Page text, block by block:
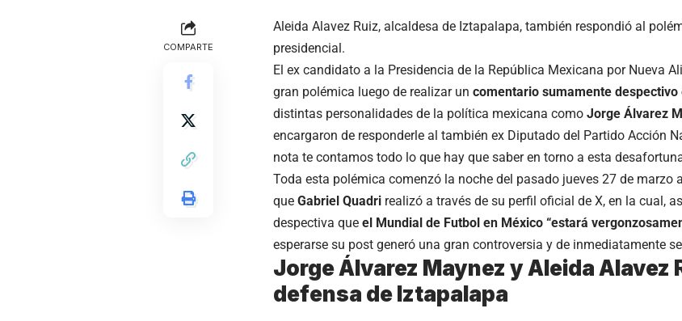
COMPARTE
Aleida Alavez Ruiz, alcaldesa de Iztapalapa, también respondió al
presidencial.
El ex candidato a la Presidencia de la República Mexicana por Nueva
gran polémica luego de realizar un comentario sumamente
distintas personalidades de la política mexicana como Jorge Álvarez
encargaron de responderle al también ex Diputado del Partido Acción
nota te contamos todo lo que hay que saber en torno a esta
Toda esta polémica comenzó la noche del pasado jueves 27 de marzo
que Gabriel Quadri realizó a través de su perfil oficial de X, en la cual,
despectiva que el Mundial de Futbol en México “estará
esperarse su post generó una gran controversia y de inmediatamente
Jorge Álvarez Maynez y Aleida Alavez
defensa de Iztapalapa